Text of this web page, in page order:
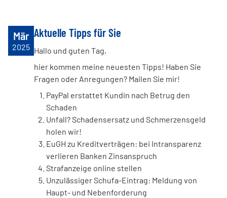
Mär
2025
Aktuelle Tipps für Sie
Hallo und guten Tag,
hier kommen meine neuesten Tipps! Haben Sie
Fragen oder Anregungen? Mailen Sie mir!
PayPal erstattet Kundin nach Betrug den
Schaden
Unfall? Schadensersatz und Schmerzensgeld
holen wir!
EuGH zu Kreditverträgen: bei Intransparenz
verlieren Banken Zinsanspruch
Strafanzeige online stellen
Unzulässiger Schufa-Eintrag: Meldung von
Haupt- und Nebenforderung